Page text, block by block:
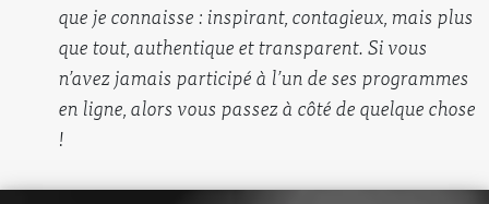
que je connaisse : inspirant, contagieux, mais plus
que tout, authentique et transparent. Si vous
n’avez jamais participé à l’un de ses programmes
en ligne, alors vous passez à côté de quelque chose
!